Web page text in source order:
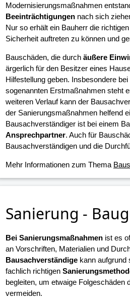
Modernisierungsmaßnahmen
Beeinträchtigungennach sich
Nur so erhält ein Bauherr die
Sicherheit auftreten zu können und
Bauschäden, die durch äußere
ärgerlich für den Besitzer eines
Hilfestellung geben. Insbesondere bei
sogenannten Erstmaßnahmen steht
weiteren Verlauf kann der
der Sanierungsmaßnahmen helfend
Bausachverständiger ist bei einem
Ansprechpartner. Auch für
Bausachverständigen und die
Mehr Informationen zum Thema
Sanierung -
Bei Sanierungsmaßnahmenist es
an Vorschriften, Materialien und
Bausachverständigekann aufgrund
fachlich richtigen
begleiten, um etwaige
vermeiden.